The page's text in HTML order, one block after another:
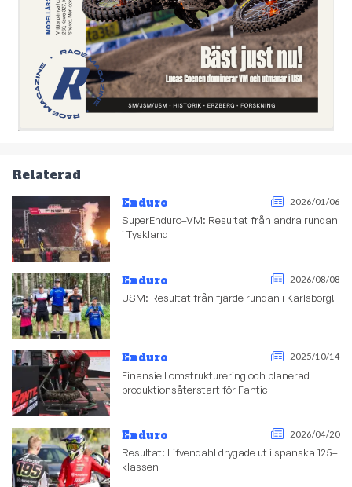
Relaterad
Enduro 2026/01/06
SuperEnduro–VM: Resultat från andra rundan
i Tyskland
Enduro 2026/08/08
USM: Resultat från fjärde rundan i Karlsborg!
Enduro 2025/10/14
Finansiell omstrukturering och planerad
produktionsåterstart för Fantic
Enduro 2026/04/20
Resultat: Lifvendahl drygade ut i spanska 125–
klassen